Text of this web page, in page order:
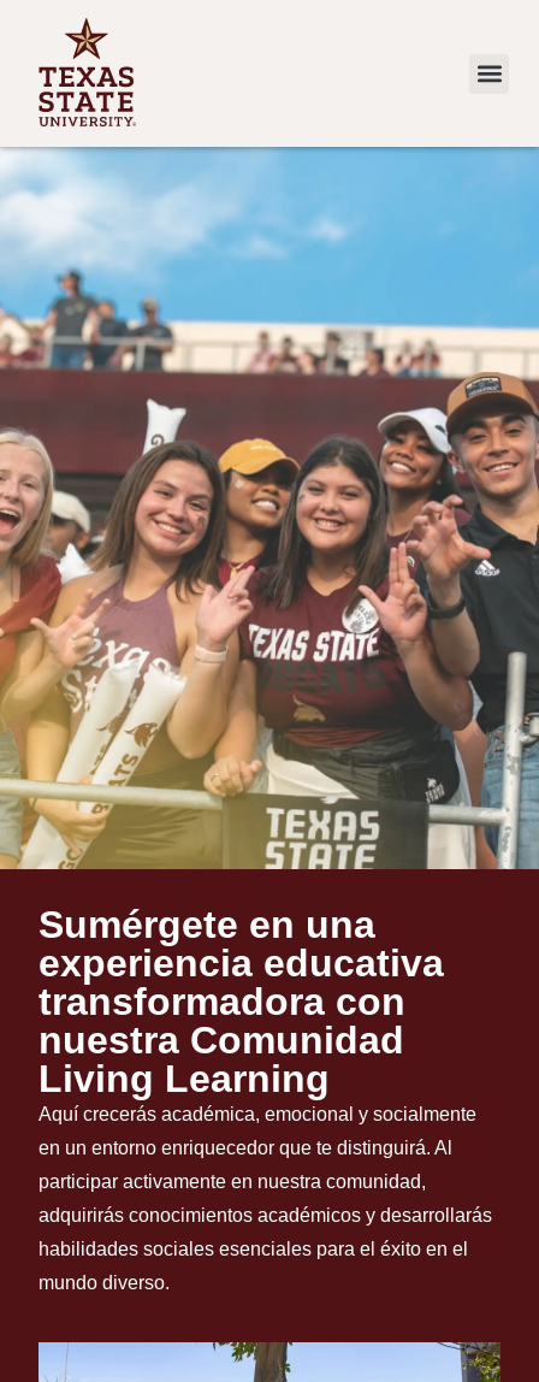
LIVING
LEARNING
COMMUNITY
Vive nuevas aventuras,
conoce gente nueva y
participa en la vida del
campus.
Sumérgete en una
experiencia educativa
transformadora con
nuestra Comunidad
Living Learning
Aquí crecerás académica, emocional y socialmente
en un entorno enriquecedor que te distinguirá. Al
participar activamente en nuestra comunidad,
adquirirás conocimientos académicos y desarrollarás
habilidades sociales esenciales para el éxito en el
mundo diverso.